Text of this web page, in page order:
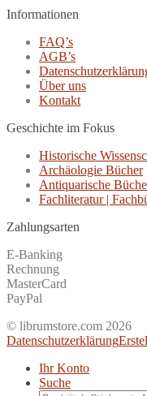
Informationen
FAQ’s
AGB’s
Über uns
Kontakt
Geschichte im Fokus
Historische
Archäologie Bücher
Antiquarische
Fachliteratur |
Zahlungsarten
E-Banking
Rechnung
MasterCard
PayPal
© librumstore.com 2026
Datenschutzerklärung
Ihr Konto
Suche